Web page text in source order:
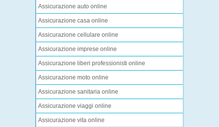
Assicurazione auto online
Assicurazione casa online
Assicurazione cellulare online
Assicurazione imprese online
Assicurazione liberi professionisti online
Assicurazione moto online
Assicurazione sanitaria online
Assicurazione viaggi online
Assicurazione vita online